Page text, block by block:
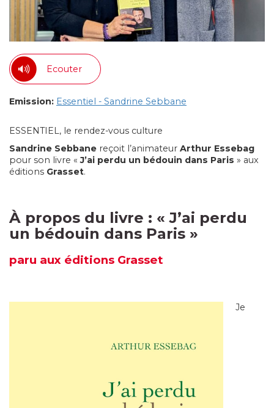
Ecouter
Emission: Essentiel - Sandrine Sebbane
ESSENTIEL, le rendez-vous culture
Sandrine Sebbane reçoit l’animateur Arthur Essebag
pour son livre «J’ai perdu un bédouin dans Paris » aux
éditions Grasset.
À propos du livre : «J’ai perdu
un bédouin dans Paris »
paru aux éditions Grasset
Je